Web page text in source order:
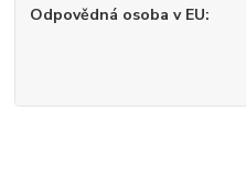
Odpovědná osoba v EU